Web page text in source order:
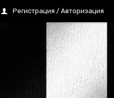
Регистрация / Авторизация